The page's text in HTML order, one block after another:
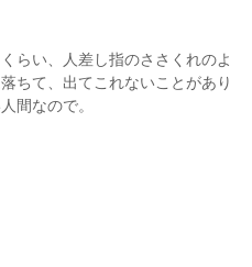
らい、人差し指のささくれのよ
ちて、出てこれないことがあり
間なので。